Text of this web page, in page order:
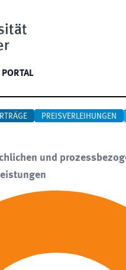
PREISVERLEIHUNGEN
und